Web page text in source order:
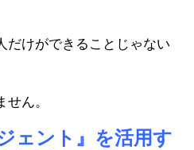
だけができることじゃない
ん。
ェント』を活用す